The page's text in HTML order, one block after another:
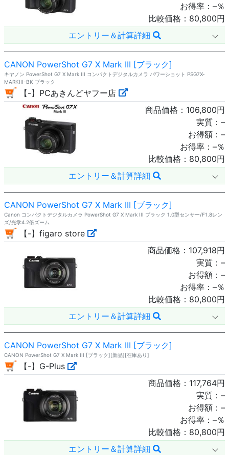
お得率： –％
比較価格： 80,800円
エントリー＆計算詳細
CANON PowerShot G7 X Mark III [ブラック]
キヤノン PowerShot G7 X Mark III コンパクトデジタルカメラ パワーショット PSG7X-
MARKIII-BK ブラック
【-】PCあきんどヤフー店
商品価格： 106,800円
実質： –
お得額： –
お得率： –％
比較価格： 80,800円
エントリー＆計算詳細
CANON PowerShot G7 X Mark III [ブラック]
Canon コンパクトデジタルカメラ PowerShot G7 X Mark III ブラック 1.0型センサー/F1.8レン
ズ/光学4.2倍ズーム
【-】figaro store
商品価格： 107,918円
実質： –
お得額： –
お得率： –％
比較価格： 80,800円
エントリー＆計算詳細
CANON PowerShot G7 X Mark III [ブラック]
CANON PowerShot G7 X Mark III [ブラック][新品][在庫あり]
【-】G-Plus
商品価格： 117,764円
実質： –
お得額： –
お得率： –％
比較価格： 80,800円
エントリー＆計算詳細